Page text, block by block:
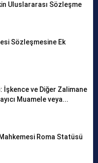
Uluslararası Sözleşme
Sözleşmesine Ek
İşkence ve Diğer Zalimane
Muamele veya...
Roma Statüsü